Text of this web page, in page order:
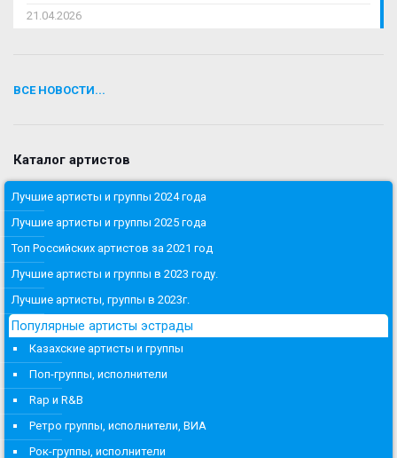
21.04.2026
ВСЕ НОВОСТИ...
Каталог артистов
Лучшие артисты и группы 2024 года
Лучшие артисты и группы 2025 года
Топ Российских артистов за 2021 год
Лучшие артисты и группы в 2023 году.
Лучшие артисты, группы в 2023г.
Популярные артисты эстрады
Казахские артисты и группы
Поп-группы, исполнители
Rap и R&B
Ретро группы, исполнители, ВИА
Рок-группы, исполнители